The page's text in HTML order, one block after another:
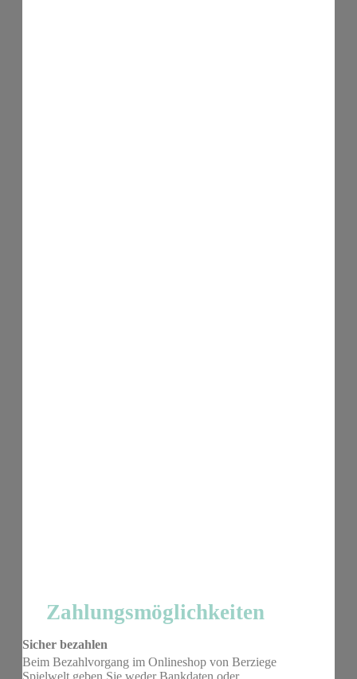
Zahlungsmöglichkeiten
Sicher bezahlen
Beim Bezahlvorgang im Onlineshop von Berziege
Spielwelt geben Sie weder Bankdaten oder